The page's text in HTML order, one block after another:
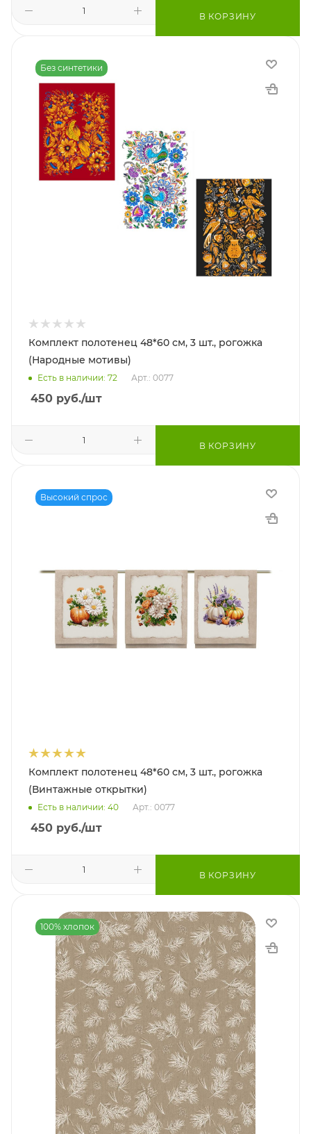
В КОРЗИНУ
Без синтетики
Комплект полотенец 48*60 см, 3 шт., рогожка
(Народные мотивы)
Есть в наличии: 72 Арт.: 0077
450 руб./шт
В КОРЗИНУ
Высокий спрос
Комплект полотенец 48*60 см, 3 шт., рогожка
(Винтажные открытки)
Есть в наличии: 40 Арт.: 0077
450 руб./шт
В КОРЗИНУ
100% хлопок